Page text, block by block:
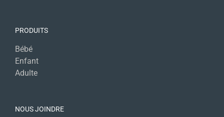
PRODUITS
Bébé
Enfant
Adulte
NOUS JOINDRE